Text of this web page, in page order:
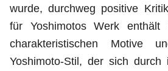
wurde, durchweg positive
für Yoshimotos Werk
charakteristischen Motive
Yoshimoto-Stil, der sich durch